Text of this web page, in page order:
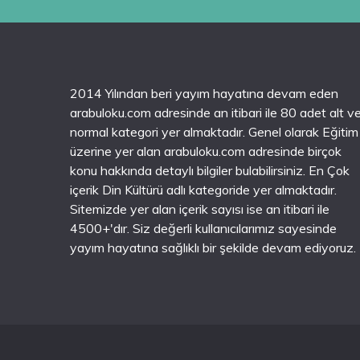
2014 Yılından beri yayım hayatına devam eden
arabuloku.com adresinde an itibari ile 80 adet alt
normal kategori yer almaktadır. Genel olarak Eğitim
üzerine yer alan arabuloku.com adresinde birçok
konu hakkında detaylı bilgiler bulabilirsiniz. En Çok
içerik Din Kültürü adlı kategoride yer almaktadır.
Sitemizde yer alan içerik sayısı ise an itibari ile
4500+'dır. Siz değerli kullanıcılarımız sayesinde
yayım hayatına sağlıklı bir şekilde devam ediyoruz.